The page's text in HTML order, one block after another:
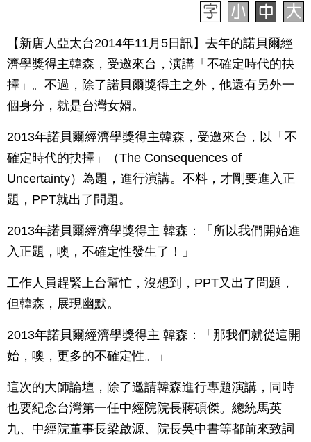
【新唐人亞太台2014年11月5日訊】去年的諾貝爾經
濟學獎得主韓森，受邀來台，演講「不確定時代的抉
擇」。不過，除了諾貝爾獎得主之外，他還有另外一
個身分，就是台灣女婿。
2013年諾貝爾經濟學獎得主韓森，受邀來台，以「不
確定時代的抉擇」（The Consequences of
Uncertainty）為題，進行演講。不料，才剛要進入正
題，PPT就出了問題。
2013年諾貝爾經濟學獎得主 韓森：「所以我們開始進
入正題，噢，不確定性發生了！」
工作人員趕緊上台幫忙，沒想到，PPT又出了問題，
但韓森，展現幽默。
2013年諾貝爾經濟學獎得主 韓森：「那我們就從這開
始，噢，更多的不確定性。」
這次的大師論壇，除了邀請韓森進行專題演講，同時
也要紀念台灣第一任中經院院長蔣碩傑。總統馬英
九、中經院董事長梁啟源、院長吳中書等都前來致詞